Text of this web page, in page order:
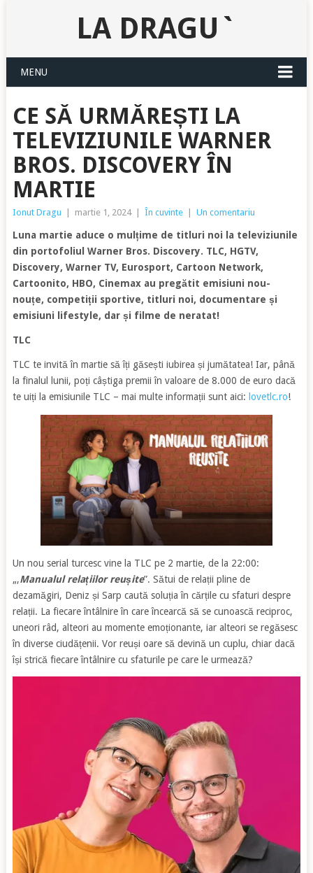
LA DRAGU`
MENU
CE SĂ URMĂREȘTI LA
TELEVIZIUNILE WARNER
BROS. DISCOVERY ÎN
MARTIE
Ionut Dragu martie 1, 2024 În cuvinte Un comentariu
Luna martie aduce o mulțime de titluri noi la televiziunile
din portofoliul Warner Bros. Discovery. TLC, HGTV,
Discovery, Warner TV, Eurosport, Cartoon Network,
Cartoonito, HBO, Cinemax au pregătit emisiuni nou-
nouțe, competiții sportive, titluri noi, documentare și
emisiuni lifestyle, dar și filme de neratat!
TLC
TLC te invită în martie să îți găsești iubirea și jumătatea! Iar, până
la finalul lunii, poți câștiga premii în valoare de 8.000 de euro dacă
te uiți la emisiunile TLC – mai multe informații sunt aici: lovetlc.ro!
Un nou serial turcesc vine la TLC pe 2 martie, de la 22:00:
„,Manualul relațiilor reușite”. Sătui de relații pline de
dezamăgiri, Deniz și Sarp caută soluția în cărțile cu sfaturi despre
relații. La fiecare întâlnire în care încearcă să se cunoască reciproc,
uneori râd, alteori au momente emoționante, iar alteori se regăsesc
în diverse ciudățenii. Vor reuși oare să devină un cuplu, chiar dacă
își strică fiecare întâlnire cu sfaturile pe care le urmează?